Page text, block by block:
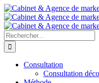
Passer
au
contenu
Rechercher:
Consultation
Consultation